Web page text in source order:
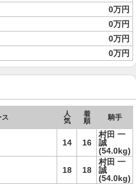
0万円
0万円
0万円
0万円
ス
人
気
着
順
騎手
14 16
村田 一
誠
(54.0kg)
18 18
村田 一
誠
(54.0kg)